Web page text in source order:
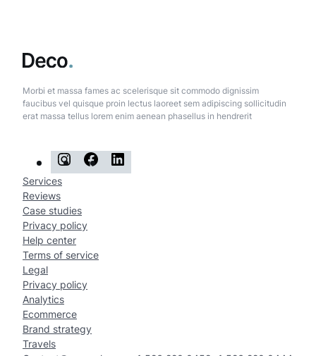
Morbi et massa fames ac scelerisque sit commodo dignissim
faucibus vel quisque proin lectus laoreet sem adipiscing sollicitudin
erat massa tellus lorem enim aenean phasellus in hendrerit
s
t
a
r
a
m
Services
Reviews
Case studies
Privacy policy
Help center
Terms of service
Legal
Privacy policy
Analytics
Ecommerce
Brand strategy
Travels